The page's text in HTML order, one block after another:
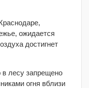
ожидается
достигнет
лесу запрещено
огня вблизи